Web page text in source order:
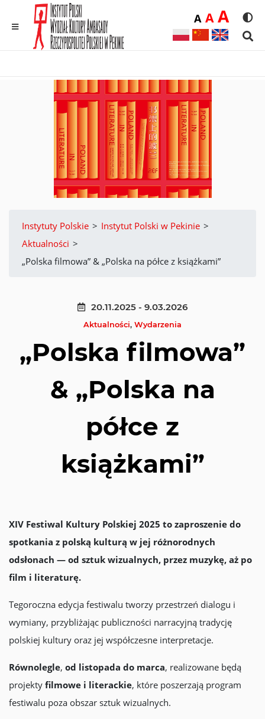
ADomyślna
AŚrednia
A
Instytuty Polskie > Instytut Polski w Pekinie >
Aktualności >
„Polska filmowa” & „Polska na półce z książkami”
20.11.2025 - 9.03.2026
Aktualności, Wydarzenia
„Polska filmowa”
& „Polska na
półce z
książkami”
XIV Festiwal Kultury Polskiej 2025 to zaproszenie do
spotkania z polską kulturą w jej różnorodnych
odsłonach — od sztuk wizualnych, przez muzykę, aż po
film i literaturę.
Tegoroczna edycja festiwalu tworzy przestrzeń dialogu i
wymiany, przybliżając publiczności narracyjną tradycję
polskiej kultury oraz jej współczesne interpretacje.
Równolegle, od listopada do marca, realizowane będą
projekty filmowe i literackie, które poszerzają program
festiwalu poza obszar sztuk wizualnych.